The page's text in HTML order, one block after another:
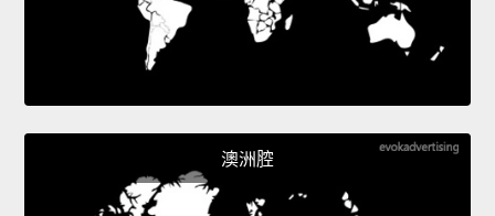
澳洲腔